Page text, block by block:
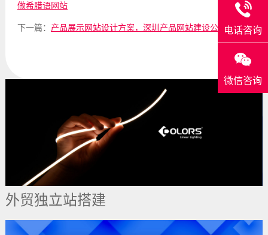
做希腊语网站
下一篇： 产品展示网站设计方案，深圳产品网站建设公司
外贸独立站搭建
电话咨询
微信咨询